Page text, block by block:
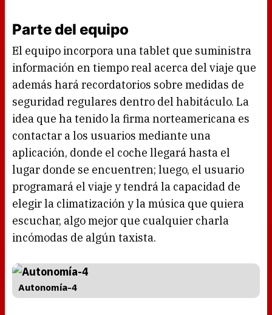
Parte del equipo
El equipo incorpora una tablet que suministra
información en tiempo real acerca del viaje que
además hará recordatorios sobre medidas de
seguridad regulares dentro del habitáculo. La
idea que ha tenido la firma norteamericana es
contactar a los usuarios mediante una
aplicación, donde el coche llegará hasta el
lugar donde se encuentren; luego, el usuario
programará el viaje y tendrá la capacidad de
elegir la climatización y la música que quiera
escuchar, algo mejor que cualquier charla
incómodas de algún taxista.
Autonomía-4